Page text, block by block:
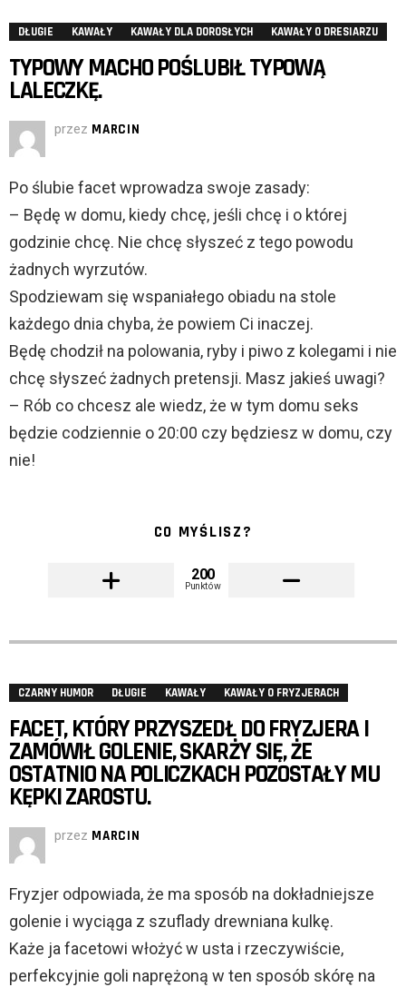
DŁUGIE KAWAŁY KAWAŁY DLA DOROSŁYCH KAWAŁY O DRESIARZU
TYPOWY MACHO POŚLUBIŁ TYPOWĄ
LALECZKĘ.
przez MARCIN
Po ślubie facet wprowadza swoje zasady:
– Będę w domu, kiedy chcę, jeśli chcę i o której
godzinie chcę. Nie chcę słyszeć z tego powodu
żadnych wyrzutów.
Spodziewam się wspaniałego obiadu na stole
każdego dnia chyba, że powiem Ci inaczej.
Będę chodził na polowania, ryby i piwo z kolegami i nie
chcę słyszeć żadnych pretensji. Masz jakieś uwagi?
– Rób co chcesz ale wiedz, że w tym domu seks
będzie codziennie o 20:00 czy będziesz w domu, czy
nie!
CO MYŚLISZ?
200
Punktów
CZARNY HUMOR DŁUGIE KAWAŁY KAWAŁY O FRYZJERACH
FACET, KTÓRY PRZYSZEDŁ DO FRYZJERA I
ZAMÓWIŁ GOLENIE, SKARŻY SIĘ, ŻE
OSTATNIO NA POLICZKACH POZOSTAŁY MU
KĘPKI ZAROSTU.
przez MARCIN
Fryzjer odpowiada, że ma sposób na dokładniejsze
golenie i wyciąga z szuflady drewniana kulkę.
Każe ja facetowi włożyć w usta i rzeczywiście,
perfekcyjnie goli naprężoną w ten sposób skórę na